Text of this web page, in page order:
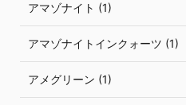
アマゾナイト (1)
アマゾナイトインクォーツ (1)
アメグリーン (1)